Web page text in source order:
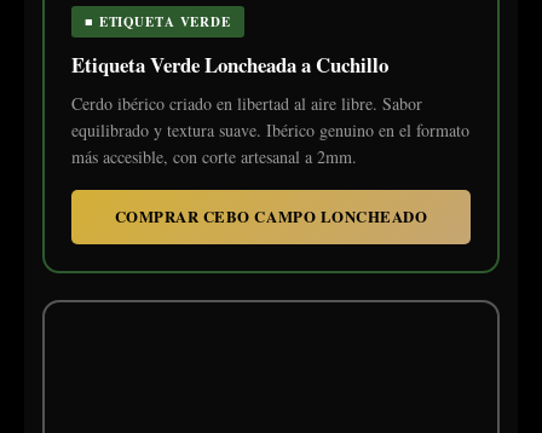
■ ETIQUETA VERDE
Etiqueta Verde Loncheada a Cuchillo
Cerdo ibérico criado en libertad al aire libre. Sabor
equilibrado y textura suave. Ibérico genuino en el formato
más accesible, con corte artesanal a 2mm.
COMPRAR CEBO CAMPO LONCHEADO